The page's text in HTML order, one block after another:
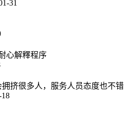
31
心解釋程序
挤很多人，服务人员态度也不错
18